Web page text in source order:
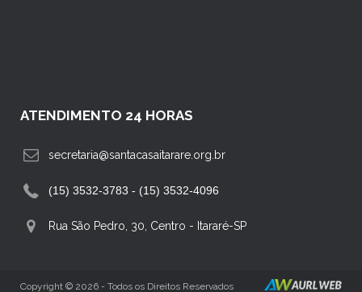
ATENDIMENTO 24 HORAS
secretaria@santacasaitarare.org.br
(15) 3532-3783 - (15) 3532-4096
Rua São Pedro, 30, Centro - Itararé-SP
Copyright © 2026 - Todos os Direitos Reservados